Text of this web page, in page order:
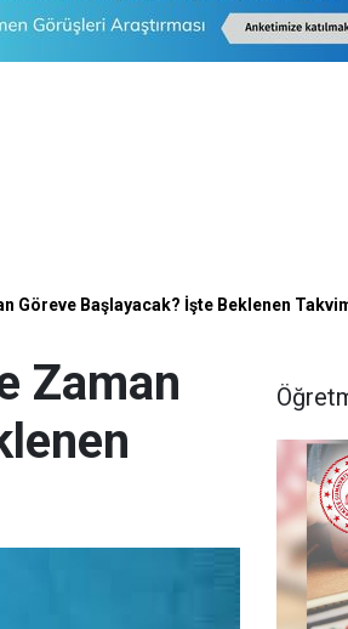
Göreve Başlayacak? İşte Beklenen
Zaman